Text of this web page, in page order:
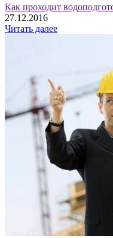
Как проходит
27.12.2016
Читать далее